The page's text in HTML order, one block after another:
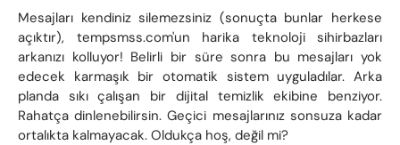
Mesajları kendiniz silemezsiniz (sonuçta bunlar herkese
açıktır), tempsmss.com'un harika teknoloji sihirbazları
arkanızı kolluyor! Belirli bir süre sonra bu mesajları yok
edecek karmaşık bir otomatik sistem uyguladılar. Arka
planda sıkı çalışan bir dijital temizlik ekibine benziyor.
Rahatça dinlenebilirsin. Geçici mesajlarınız sonsuza kadar
ortalıkta kalmayacak. Oldukça hoş, değil mi?